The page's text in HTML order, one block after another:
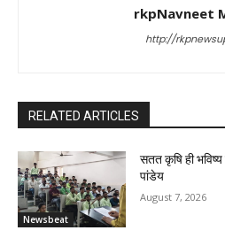
rkpNavneet
http://
RELATED ARTICLES
Newsbeat
सतत कृषि ही
पांडेय
August 7, 2026